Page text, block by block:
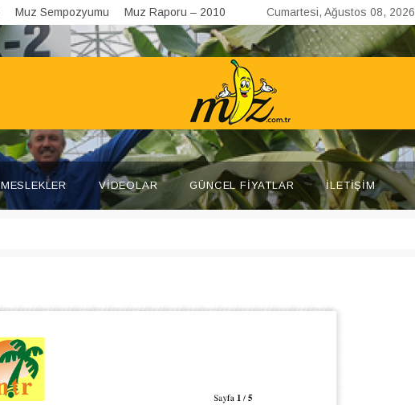
Muz Sempozyumu Muz Raporu – 2010 Cumartesi, Ağustos 08, 2026
MESLEKLER VIDEOLAR GÜNCEL FIYATLAR İLETIŞIM